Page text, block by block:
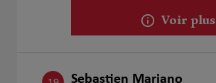
Voir plus
Sebastien Mariano